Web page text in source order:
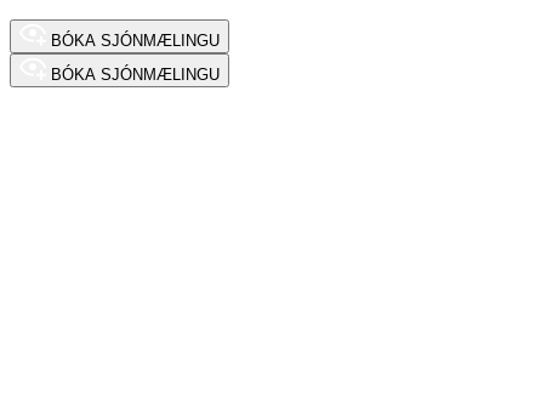
BÓKA SJÓNMÆLINGU
BÓKA SJÓNMÆLINGU